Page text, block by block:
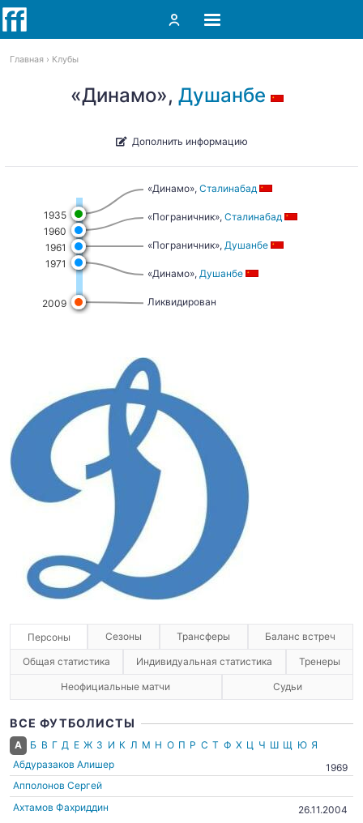
Главная Клубы
«Динамо», Душанбе
Дополнить информацию
1935
1960
1961
1971
2009
«Динамо», Сталинабад
«Пограничник», Сталинабад
«Пограничник», Душанбе
«Динамо», Душанбе
Ликвидирован
Персоны Сезоны Трансферы Баланс встреч
Общая статистика Индивидуальная статистика Тренеры
Неофициальные матчи Судьи
ВСЕ ФУТБОЛИСТЫ
А Б В Г Д Е Ж З И К Л М Н О П Р С Т Ф Х Ц Ч Ш Щ Ю Я
Абдуразаков Алишер
1969
Апполонов Сергей
Ахтамов Фахриддин
26.11.2004